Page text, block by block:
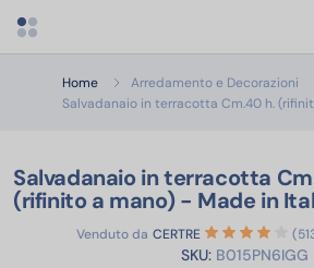
Apri menu categorie
Home
Arredamento e Decorazioni
Salvadanaio in terracotta Cm.40 h.
Salvadanaio in terracotta
(rifinito a mano) - Made in
Venduto da CERTRE
SKU:B015PN6IGG